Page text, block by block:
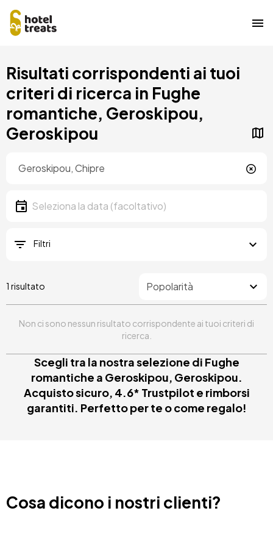
contenuto
principale
Risultati corrispondenti ai tuoi
criteri di ricerca in Fughe
romantiche, Geroskipou,
Geroskipou
Data
Seleziona la data
Filtri
1 risultato
Non ci sono nessun risultato corrispondente ai tuoi criteri di
ricerca.
Scegli tra la nostra selezione di Fughe
romantiche a Geroskipou, Geroskipou.
Acquisto sicuro, 4.6* Trustpilot e rimborsi
garantiti. Perfetto per te o come regalo!
Cosa dicono i nostri clienti?